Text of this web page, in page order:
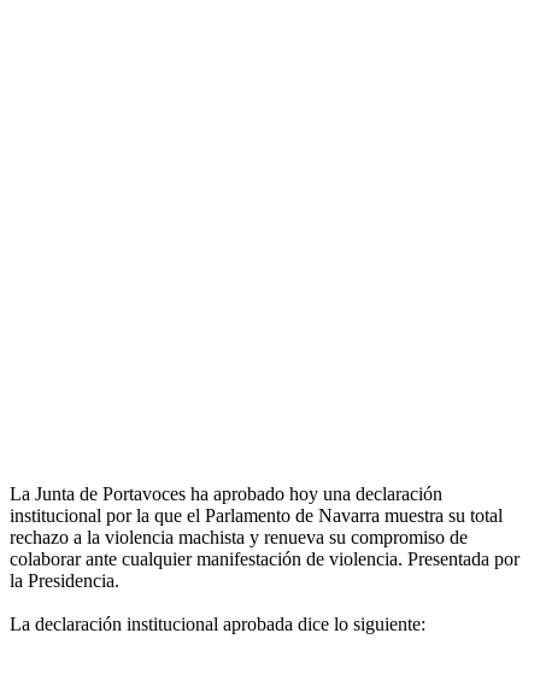
La Junta de Portavoces ha aprobado hoy una declaración
institucional por la que el Parlamento de Navarra muestra su total
rechazo a la violencia machista y renueva su compromiso de
colaborar ante cualquier manifestación de violencia. Presentada por
la Presidencia.
La declaración institucional aprobada dice lo siguiente: